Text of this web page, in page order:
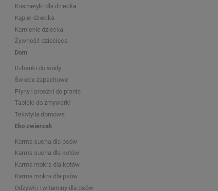
Kosmetyki dla dziecka
Kąpiel dziecka
Kamienie dziecka
Żywność dziecięca
Dom
Dzbanki do wody
Świece zapachowe
Płyny i proszki do prania
Tableki do zmywarki
Tekstylia domowe
Eko zwierzak
Karma sucha dla psów
Karma sucha dla kotów
Karma mokra dla kotów
Karma mokra dla psów
Odżywki i witaminy dla psów